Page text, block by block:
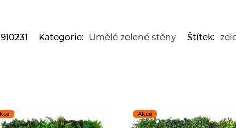
910231 Kategorie: Umělé zelené stěny Štítek: